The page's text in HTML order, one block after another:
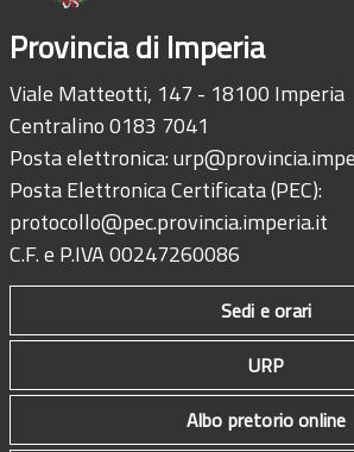
Provincia di Imperia
Viale Matteotti, 147 - 18100 Imperia
Centralino 0183 7041
Posta elettronica:
Posta Elettronica Certificata (PEC):
protocollo@pec.provincia.imperia.it
C.F. e P.IVA 00247260086
Sedi e orari
URP
Albo pretorio online